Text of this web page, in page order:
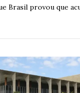
Brasil provou que